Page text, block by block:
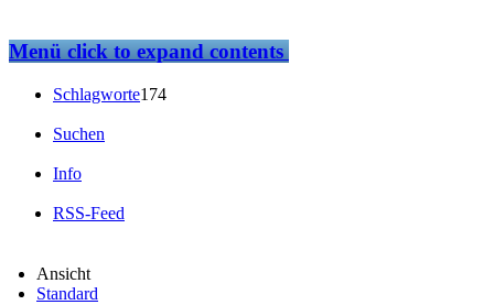
Menüclick to expand contents
Schlagworte174
Suchen
Info
RSS-Feed
Ansicht
Standard